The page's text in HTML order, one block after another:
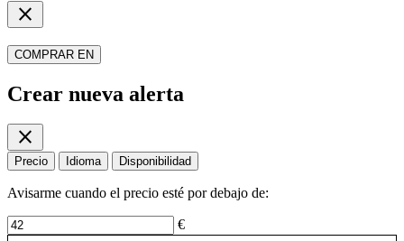
close
COMPRAR EN
Crear nueva alerta
close
Precio Idioma Disponibilidad
Avisarme cuando el precio esté por debajo de:
€